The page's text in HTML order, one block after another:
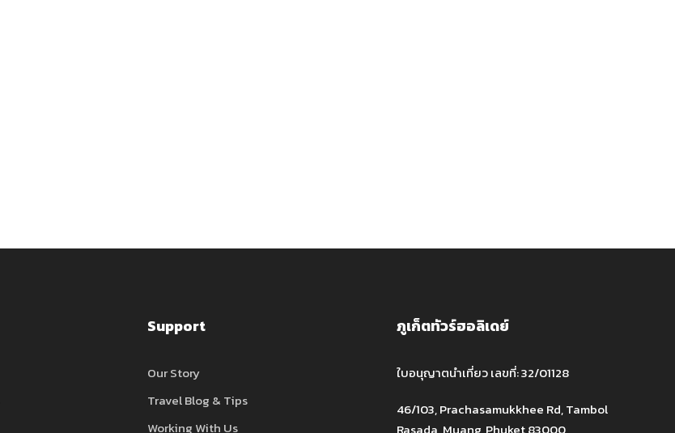
Support
Our Story
Travel Blog & Tips
Working With Us
ภูเก็ตทัวร์ฮอลิเดย์
ใบอนุญาตนำเที่ยว เลขที่: 32/01128
46/103, Prachasamukkhee Rd, Tambol
Rasada, Muang, Phuket 83000